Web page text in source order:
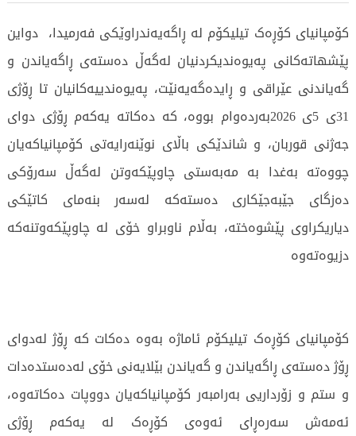
کۆمپانیای کۆڕەک تیلیکۆم لە ڕاگەیەندراوێکی فەرمیدا، دواین
پێشهاتەکانی پەیوەندیکردنیان لەگەڵ دەستەی ڕاگەیاندن و
گەیاندنی عێراقی و ڕایدەگەیەنێت، پەیوەندییەکانیان تا ڕۆژی
31ی 5ی 2026بەردەوام بووە، کە دەکاتە یەکەم ڕۆژی دوای
جەژنی قوربان، و شاندێکی باڵای نوێنەرایەتی کۆمپانیاکەیان
چووەتە بەغدا بە مەبەستی چاوپێکەوتن لەگەڵ سەرۆکی
دەزگای جێبەجێکاری دەستەکە لەسەر بنەمای کاتێکی
دیاریکراوی پێشوەختە، بەڵام ناوبراو خۆی لە چاوپێکەوتنەکە
دزیوەتەوە
کۆمپانیای کۆڕەک تیلیکۆم ئاماژە بەوە دەکات کە ڕۆژ لەدوای
ڕۆژ دەستەی ڕاگەیاندن و گەیاندن بێلایەنی خۆی لەدەستدەدات
و ستم و زۆرداریی بەرامبەر کۆمپانیاکەیان دووپات دەکاتەوە،
ئەمەش سەرەڕای ئەوەی کۆڕەک لە یەکەم ڕۆژی